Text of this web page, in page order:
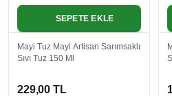
SEPETE EKLE
Mayi Tuz Mayi Artisan Sarımsaklı
Sıvı Tuz 150 Ml
229,00 TL